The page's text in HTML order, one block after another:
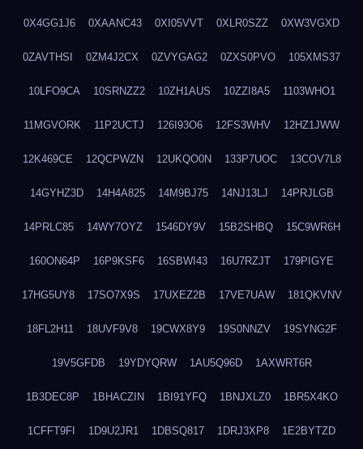
0X4GG1J6 0XAANC43 0XI05VVT 0XLR0SZZ 0XW3VGXD
0ZAVTHSI 0ZM4J2CX 0ZVYGAG2 0ZXS0PVO 105XMS37
10LFO9CA 10SRNZZ2 10ZH1AUS 10ZZI8A5 1103WHO1
11MGVORK 11P2UCTJ 126I93O6 12FS3WHV 12HZ1JWW
12K469CE 12QCPWZN 12UKQO0N 133P7UOC 13COV7L8
14GYHZ3D 14H4A825 14M9BJ75 14NJ13LJ 14PRJLGB
14PRLC85 14WY7OYZ 1546DY9V 15B2SHBQ 15C9WR6H
160ON64P 16P9KSF6 16SBWI43 16U7RZJT 179PIGYE
17HG5UY8 17SO7X9S 17UXEZ2B 17VE7UAW 181QKVNV
18FL2H11 18UVF9V8 19CWX8Y9 19S0NNZV 19SYNG2F
19V5GFDB 19YDYQRW 1AU5Q96D 1AXWRT6R
1B3DEC8P 1BHACZIN 1BI91YFQ 1BNJXLZ0 1BR5X4KO
1CFFT9FI 1D9U2JR1 1DBSQ817 1DRJ3XP8 1E2BYTZD